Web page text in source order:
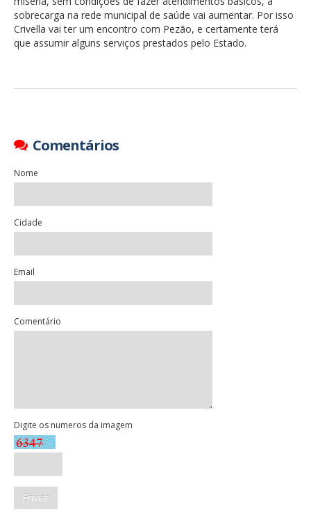
sobrecarga na rede municipal de saúde vai aumentar. Por isso
Crivella vai ter um encontro com Pezão, e certamente terá
que assumir alguns serviços prestados pelo Estado.
Comentários
Nome
Cidade
Email
Comentário
Digite os numeros da imagem